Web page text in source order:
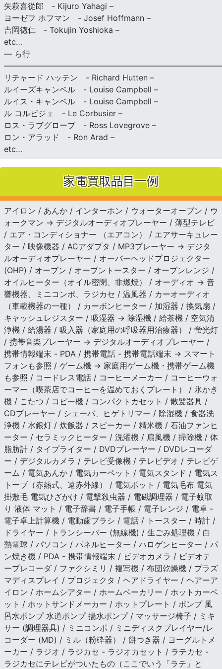
矢萩喜從郎 - Kijuro Yahagi –
ヨーゼフ ホフマン - Josef Hoffmann –
吉岡徳仁 - Tokujin Yoshioka –
etc…
— ら行
リチャード ハッテン - Richard Hutten –
ルイーズキャンベル - Louise Campbell –
ルイス・キャンベル - Louise Campbell –
ル コルビジェ - Le Corbusier –
ロス・ラブグローブ - Ross Lovegrove –
ロン・アラッド - Ron Arad –
etc…
家電買取品目一例
アイロン / あんか / インターホン / ウォーターオーブン / ウ
ォークマン → デジタルオーディオプレーヤー / 薄型テレビ
/ エア・コンディショナー （エアコン） / エアサーキュレー
ター / 映像機器 / ACアダプタ / MP3プレーヤー → デジタ
ルオーディオプレーヤー / オーバーヘッドプロジェクター
(OHP) / オーブン / オーブントースター / オーブンレンジ /
オイルヒーター（オイル密閉、非燃焼） / オーディオ → 音
響機器、ミニコンポ、ラジカセ / 温風器 / カーオーディオ
（車載機器の一種） / カーボンヒーター / 加湿器 / 換気扇 /
キャッシュレジスター / 吸湿器 → 除湿機 / 給茶機 / 空気清
浄機 / 給湯器 / 吸入器（家庭用の呼吸器用治療器） / 蛍光灯
/ 携帯音楽プレーヤー → デジタルオーディオプレーヤー /
携帯情報端末 - PDA / 携帯電話 - 携帯電話端末 → スマート
フォンも参照 / ゲーム機 → 家庭用ゲーム機・携帯ゲーム機
も参照 / コードレス電話 / コーヒーメーカー / コーヒーウォ
ーマー（喫茶店でコーヒーを温めておくプレート） / 氷かき
機 / こたつ / コピー機 / コンパクトカセット / 散髪器具 /
CDプレーヤー / シェーバ、ヒゲトリマー / 除湿機 / 食器洗
浄機 / 水銀灯 / 炊飯器 / スピーカー / 精米機 / 石油ファンヒ
ーター / セラミックヒーター / 洗濯機 / 扇風機 / 掃除機 / 体
脂肪計 / タイプライター / DVDプレーヤー / DVDレコーダ
ー / デジタルカメラ / テレビ受像機 / テレビデオ / テレビゲ
ーム / 電気あんか / 電気カーペット / 電気スタンド / 電気ス
トーブ（赤熱式、遠赤外線） / 電気ポット / 電気毛布 電気
掛敷毛 電気ひざかけ / 電撃殺虫器 / 電磁調理器 / 電子蚊取
り 液体 マット / 電子辞書 / 電子手帳 / 電子レンジ / 電卓 -
電子卓上計算機 / 電動歯ブラシ / 電話 / トースター / 時計 /
ドライヤー / トランシーバー (無線機) / 生ごみ処理機 / 白
熱電球 / パソコン / パネルヒーター / ハロゲンヒーター / パ
ン焼き機 / PDA - 携帯情報端末 / ビデオカメラ / ビデオテ
ープレコーダ / ファクシミリ / 複写機 / 布団乾燥機 / プラズ
マディスプレイ / プロジェクタ / ヘアドライヤー / ヘアーア
イロン / ホームシアター / ホームベーカリー / ホットカーペ
ット / ホットサンドメーカー / ホットプレート / ポンプ 風
呂水ポンプ 水道ポンプ 揚水ポンプ / マッサージ椅子 / ミキ
サー (調理器具) / ミニコンポ / ミニディスクプレイヤー/レ
コーダー (MD) / ミル（粉砕器） / 餅つき器 / ヨーグルトメ
ーカー / ラジオ / ラジカセ - ラジオカセット / ラテカセ -
ラジカセにテレビがついたもの（ここでいう「ラテ」と